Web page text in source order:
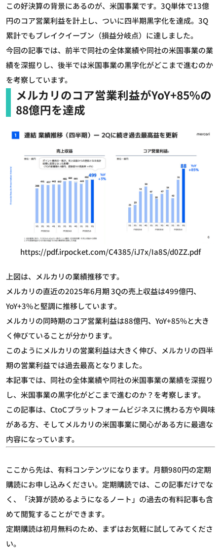
この好決算の背景にあるのが、米国事業です。3Q単体で13億
円のコア営業利益を計上し、ついに四半期黒字化を達成。3Q
累計でもブレイクイーブン（損益分岐点）に達しました。
今回の記事では、前半で同社の全体業績や同社の米国事業の業
績を深掘りし、後半では米国事業の黒字化がどこまで進むのか
を考察しています。
メルカリのコア営業利益がYoY+85%の
88億円を達成
https://pdf.irpocket.com/C4385/iJ7x/Ia8S/d0ZZ.pdf
上図は、メルカリの業績推移です。
メルカリの直近の2025年6月期 3Qの売上収益は499億円、
YoY+3%と堅調に推移しています。
メルカリの同時期のコア営業利益は88億円、YoY+85%と大き
く伸びていることが分かります。
このようにメルカリの営業利益は大きく伸び、メルカリの四半
期の営業利益では過去最高となりました。
本記事では、同社の全体業績や同社の米国事業の業績を深掘り
し、米国事業の黒字化がどこまで進むのか？を考察します。
この記事は、CtoCプラットフォームビジネスに携わる方や興味
がある方、そしてメルカリの米国事業に関心がある方に最適な
内容になっています。
ここから先は、有料コンテンツになります。月額980円の定期
購読にお申し込みください。定期購読では、この記事だけでな
く、「決算が読めるようになるノート」の過去の有料記事も含
めて閲覧することができます。
定期購読は初月無料のため、まずはお気軽に試してみてくださ
い。